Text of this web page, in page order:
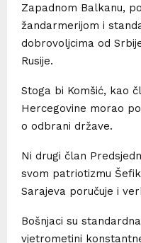
Zapadnom Balkanu,
žandarmerijom i
dobrovoljcima od
Rusije.
Stoga bi Komšić, kao
Hercegovine morao
o odbrani države.
Ni drugi član
svom patriotizmu
Sarajeva poručuje i
Bošnjaci su
vjetrometini